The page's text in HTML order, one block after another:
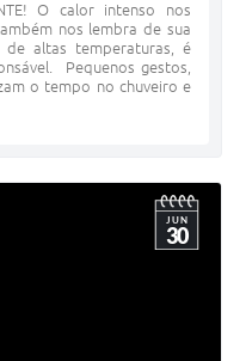
O calor intenso nos
nos lembra de sua
de altas temperaturas, é
Pequenos gestos,
o tempo no chuveiro e
JUN
30